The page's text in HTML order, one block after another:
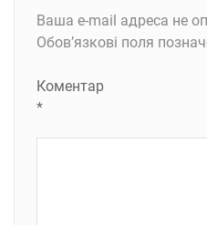
Ваша e-mail адреса не
Обов’язкові поля
Коментар
*